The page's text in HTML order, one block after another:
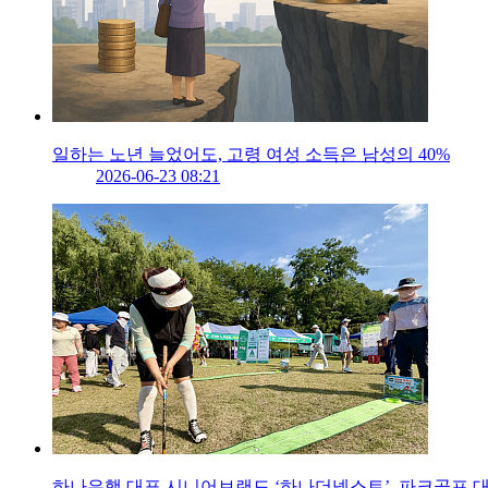
일하는 노년 늘었어도, 고령 여성 소득은 남성의 40%
2026-06-23 08:21